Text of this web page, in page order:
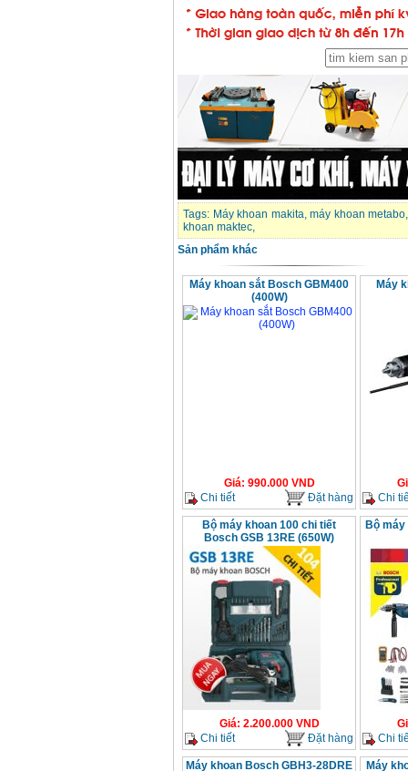
Tags: Máy khoan makita,máy khoan metabo
khoan maktec,
Sản phẩm khác
Máy khoan sắt Bosch GBM400
(400W)
Giá: 990.000VND
Chi tiết
Đặt hàng
Máy
Chi
Bộ máy khoan 100 chi tiết
Bosch GSB 13RE (650W)
Giá: 2.200.000VND
Chi tiết
Đặt hàng
Bộ
Chi
Máy khoan Bosch GBH3-28DRE
Máy